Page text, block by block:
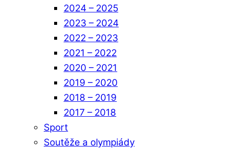
2024 – 2025
2023 – 2024
2022 – 2023
2021 – 2022
2020 – 2021
2019 – 2020
2018 – 2019
2017 – 2018
Sport
Soutěže a olympiády